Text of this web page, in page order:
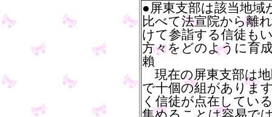
●屏東支部は該当地域
比べて法宣院から離
けて参詣する信徒も
方々をどのように育
賴
現在の屏東支部は
で十個の組がありま
く信徒が点在してい